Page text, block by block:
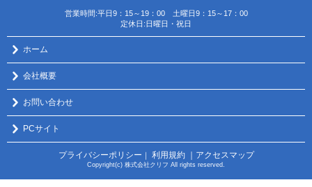
営業時間:平日9：15～19：00 土曜日9：15～17：00
定休日:日曜日・祝日
ホーム
会社概要
お問い合わせ
PCサイト
プライバシーポリシー ｜ 利用規約 ｜アクセスマップ
Copyright(c) 株式会社クリフ All rights reserved.